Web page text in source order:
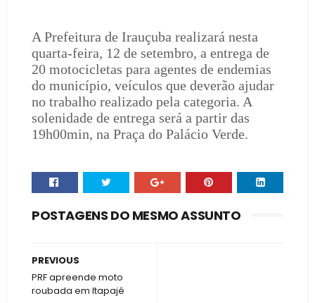
A Prefeitura de Irauçuba realizará nesta
quarta-feira, 12 de setembro, a entrega de
20 motocicletas para agentes de endemias
do município, veículos que deverão ajudar
no trabalho realizado pela categoria. A
solenidade de entrega será a partir das
19h00min, na Praça do Palácio Verde.
POSTAGENS DO MESMO ASSUNTO
PREVIOUS
PRF apreende moto
roubada em Itapajé